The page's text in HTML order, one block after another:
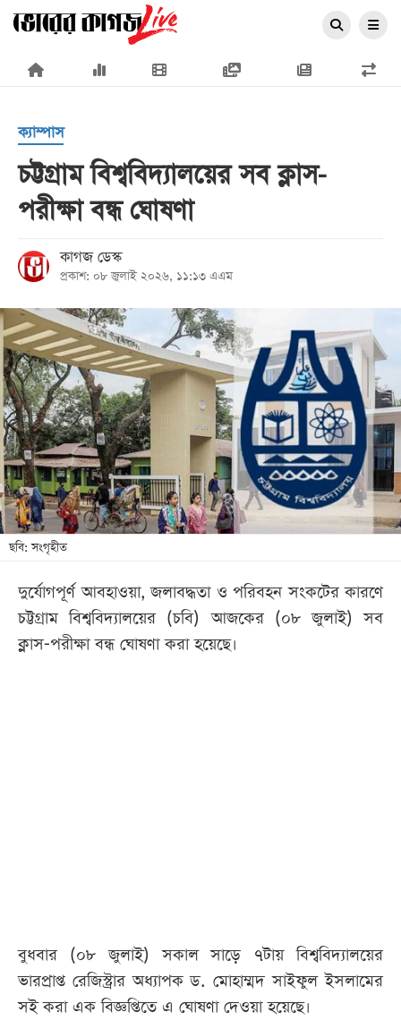
×
প্রচ্ছদ
জাতীয়
রাজনীতি
অর্থনীতি
আন্তর্জাতিক
সারাদেশ
খেলা
বিনোদন
লাইফ
স্টাইল
শিক্ষা
সব
বিভাগ
পেপার
ক্যাম্পাস
চট্টগ্রাম বিশ্ববিদ্যালয়ের সব ক্লাস-
পরীক্ষা বন্ধ ঘোষণা
কাগজ ডেস্ক
প্রকাশ: ০৮ জুলাই ২০২৬, ১১:১৩ এএম
ছবি: সংগৃহীত
দুর্যোগপূর্ণ আবহাওয়া, জলাবদ্ধতা ও পরিবহন সংকটের কারণে
চট্টগ্রাম বিশ্ববিদ্যালয়ের (চবি) আজকের (০৮ জুলাই) সব
ক্লাস-পরীক্ষা বন্ধ ঘোষণা করা হয়েছে।
বুধবার (০৮ জুলাই) সকাল সাড়ে ৭টায় বিশ্ববিদ্যালয়ের
ভারপ্রাপ্ত রেজিস্ট্রার অধ্যাপক ড. মোহাম্মদ সাইফুল ইসলামের
সই করা এক বিজ্ঞপ্তিতে এ ঘোষণা দেওয়া হয়েছে।